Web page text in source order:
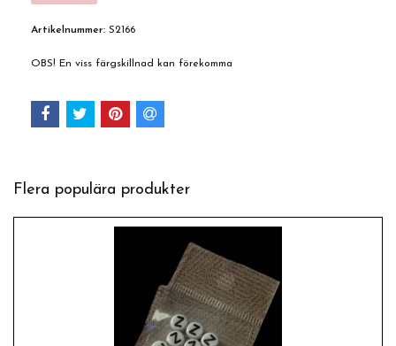
Artikelnummer: S2166
OBS! En viss färgskillnad kan förekomma
Flera populära produkter